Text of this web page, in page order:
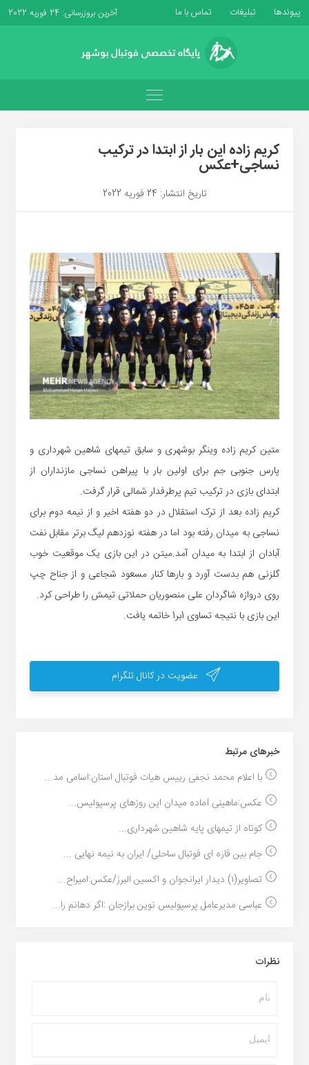
پیوندها تبلیغات تماس با ما آخرین بروزرسانی: 24 فوریه 2022
کریم زاده این بار از ابتدا در ترکیب
نساجی+عکس
تاریخ انتشار: 24 فوریه 2022
متین کریم زاده وینگر بوشهری و سابق تیمهای شاهین شهرداری و
پارس جنوبی جم برای اولین بار با پیراهن نساجی مازنداران از
ابتدای بازی در ترکیب تیم پرطرفدار شمالی قرار گرفت.
کریم زاده بعد از ترک استقلال در دو هفته اخیر و از نیمه دوم برای
نساجی به میدان رفته بود اما در هفته نوزدهم لیگ برتر مقابل نفت
آبادان از ابتدا به میدان آمد.میتن در این بازی یک موقعیت خوب
گلزنی هم بدست آورد و بارها کنار مسعود شجاعی و از جناح چپ
روی دروازه شاگردان علی منصوریان حملاتی تیمش را طراحی کرد.
این بازی با نتیجه تساوی 1بر1 خاتمه یافت.
عضویت در کانال تلگرام
خبر‌های مرتبط
با اعلام محمد نجفی رییس هیات فوتبال استان:اسامی مد...
عکس:ماهینی آماده میدان این روزهای پرسپولیس...
کوتاه از تیمهای پایه شاهین شهرداری...
جام بین قاره ای فوتبال ساحلی/ ایران به نیمه نهایی ...
تصاویر(۱) دیدار ایرانجوان و اکسین البرز/عکس:امیراح...
عباسی مدیرعامل پرسپولیس نوین برازجان :اگر دهانم را...
نظرات